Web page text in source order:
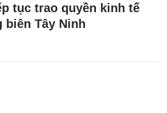
tục trao quyền kinh tế
biên Tây Ninh